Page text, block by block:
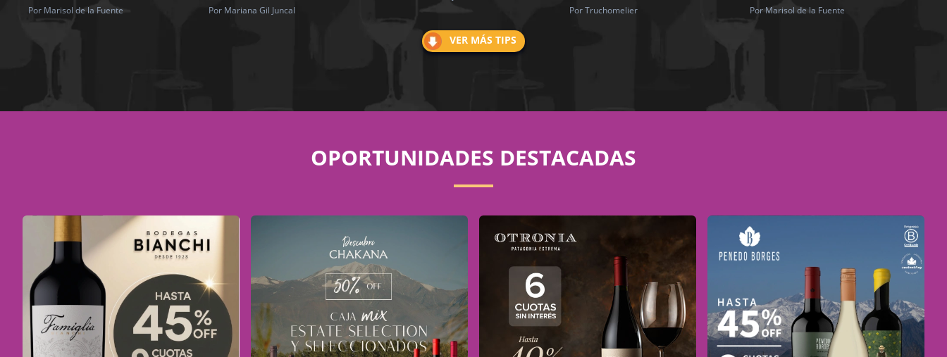
Por Marisol de la Fuente Por Mariana Gil Juncal Por Truchomelier Por Marisol de la Fuente
VER MÁS TIPS
OPORTUNIDADES DESTACADAS